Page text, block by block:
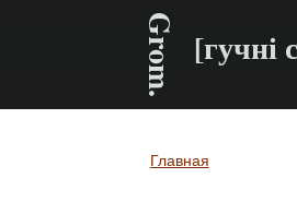
Grom. [гучні
Вы здесь
Главная